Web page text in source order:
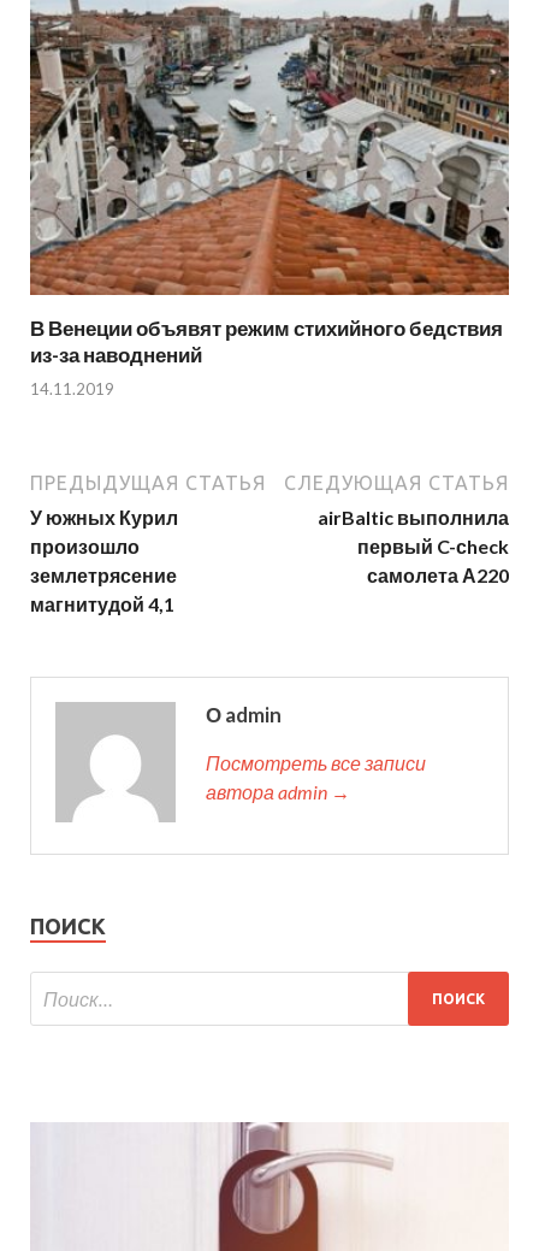
В Венеции объявят режим стихийного бедствия
из-за наводнений
14.11.2019
ПРЕДЫДУЩАЯ СТАТЬЯ
У южных Курил
произошло
землетрясение
магнитудой 4,1
СЛЕДУЮЩАЯ СТАТЬЯ
airBaltic выполнила
первый C-сheck
самолета А220
О admin
Посмотреть все записи
автора admin →
ПОИСК